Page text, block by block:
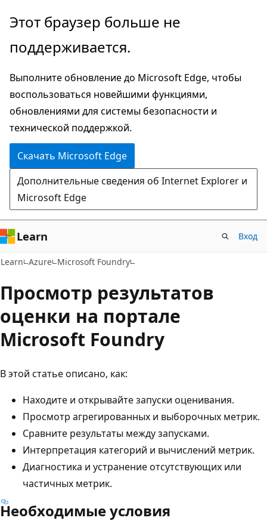
Пропустить
перейти
основному
содержимому
Этот браузер больше не
поддерживается.
Выполните обновление до Microsoft Edge, чтобы
воспользоваться новейшими функциями,
обновлениями для системы безопасности и
технической поддержкой.
Скачать Microsoft Edge
Дополнительные сведения об Internet Explorer и
Microsoft Edge
Learn Вход
Learn Azure Microsoft Foundry
Просмотр результатов
оценки на портале
Microsoft Foundry
В этой статье описано, как:
Находите и открывайте запуски оценивания.
Просмотр агрегированных и выборочных метрик.
Сравните результаты между запусками.
Интерпретация категорий и вычислений метрик.
Диагностика и устранение отсутствующих или
частичных метрик.
Необходимые условия